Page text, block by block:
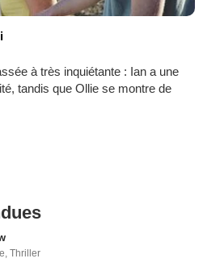
à très inquiétante : Ian a une
tandis que Ollie se montre de
,Thriller